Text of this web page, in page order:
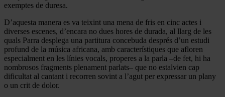
exemptes de duresa.
D’aquesta manera es va teixint una mena de fris en cinc actes i
diverses escenes, d’encara no dues hores de durada, al llarg de les
quals Parra desplega una partitura concebuda després d’un estudi
profund de la música africana, amb característiques que afloren
especialment en les línies vocals, properes a la parla –de fet, hi ha
nombrosos fragments plenament parlats– que no estalvien cap
dificultat al cantant i recorren sovint a l’agut per expressar un plany
o un crit de dolor.